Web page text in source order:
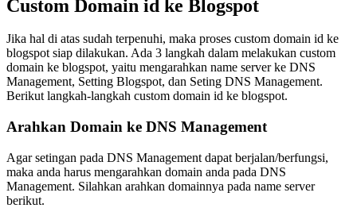
Custom Domain id ke Blogspot
Jika hal di atas sudah terpenuhi, maka proses custom domain id ke
blogspot siap dilakukan. Ada 3 langkah dalam melakukan custom
domain ke blogspot, yaitu mengarahkan name server ke DNS
Management, Setting Blogspot, dan Seting DNS Management.
Berikut langkah-langkah custom domain id ke blogspot.
Arahkan Domain ke DNS Management
Agar setingan pada DNS Management dapat berjalan/berfungsi,
maka anda harus mengarahkan domain anda pada DNS
Management. Silahkan arahkan domainnya pada name server
berikut.